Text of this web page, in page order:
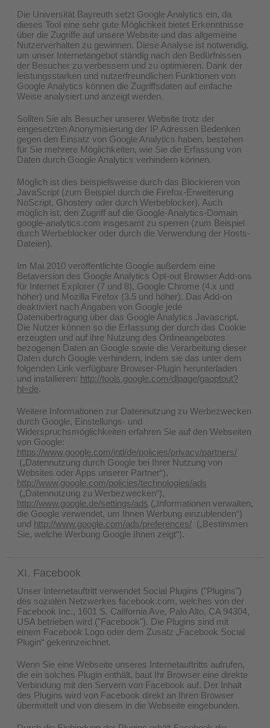
Die Universität Bayreuth setzt Google Analytics ein, da
dieses Tool eine sehr gute Möglichkeit bietet Erkenntnisse
über die Zugriffe auf unsere Website und das allgemeine
Nutzerverhalten zu gewinnen. Diese Analyse ist notwendig,
um unser Internetangebot ständig nach den Bedürfnissen
der Besucher zu verbessern und zu optimieren. Dank der
leistungsstarken und nutzerfreundlichen Funktionen von
Google Analytics können die Zugriffsdaten auf einfache
Weise analysiert und anzeigt werden.
Sollten Sie als Besucher unserer Website trotz der
eingesetzten Anonymisierung der IP Adressen Bedenken
gegen den Einsatz von Google Analytics haben, bestehen
für Sie mehrere Möglichkeiten, wie Sie die Erfassung von
Daten durch Google Analytics verhindern können.
Möglich ist dies beispielsweise durch das Blockieren von
JavaScript (zum Beispiel durch die Firefox-Erweiterung
NoScript, Ghostery oder durch Werbeblocker). Auch
möglich ist, den Zugriff auf die Google-Analytics-Domain
google-analytics.com insgesamt zu sperren (zum Beispiel
durch Werbeblocker oder durch die Verwendung der Hosts-
Dateien).
Im Mai 2010 veröffentlichte Google außerdem eine
Betaversion des Google Analytics Opt-out Browser Add-ons
für Internet Explorer (7 und 8), Google Chrome (4.x und
höher) und Mozilla Firefox (3.5 und höher). Das Add-on
deaktiviert nach Angaben von Google jede
Datenübertragung über das Google Analytics Javascript.
Die Nutzer können so die Erfassung der durch das Cookie
erzeugten und auf ihre Nutzung des Onlineangebotes
bezogenen Daten an Google sowie die Verarbeitung dieser
Daten durch Google verhindern, indem sie das unter dem
folgenden Link verfügbare Browser-Plugin herunterladen
und installieren: http://tools.google.com/dlpage/gaoptout?
hl=de.
Weitere Informationen zur Datennutzung zu Werbezwecken
durch Google, Einstellungs- und
Widerspruchsmöglichkeiten erfahren Sie auf den Webseiten
von Google:
https://www.google.com/intl/de/policies/privacy/partners/
(„Datennutzung durch Google bei Ihrer Nutzung von
Websites oder Apps unserer Partner“),
http://www.google.com/policies/technologies/ads
(„Datennutzung zu Werbezwecken“),
http://www.google.de/settings/ads („Informationen verwalten,
die Google verwendet, um Ihnen Werbung einzublenden“)
und http://www.google.com/ads/preferences/ („Bestimmen
Sie, welche Werbung Google Ihnen zeigt“).
XI. Facebook
Unser Internetauftritt verwendet Social Plugins ("Plugins")
des sozialen Netzwerkes facebook.com, welches von der
Facebook Inc., 1601 S. California Ave, Palo Alto, CA 94304,
USA betrieben wird ("Facebook"). Die Plugins sind mit
einem Facebook Logo oder dem Zusatz „Facebook Social
Plugin“ gekennzeichnet.
Wenn Sie eine Webseite unseres Internetauftritts aufrufen,
die ein solches Plugin enthält, baut Ihr Browser eine direkte
Verbindung mit den Servern von Facebook auf. Der Inhalt
des Plugins wird von Facebook direkt an Ihren Browser
übermittelt und von diesem in die Webseite eingebunden.